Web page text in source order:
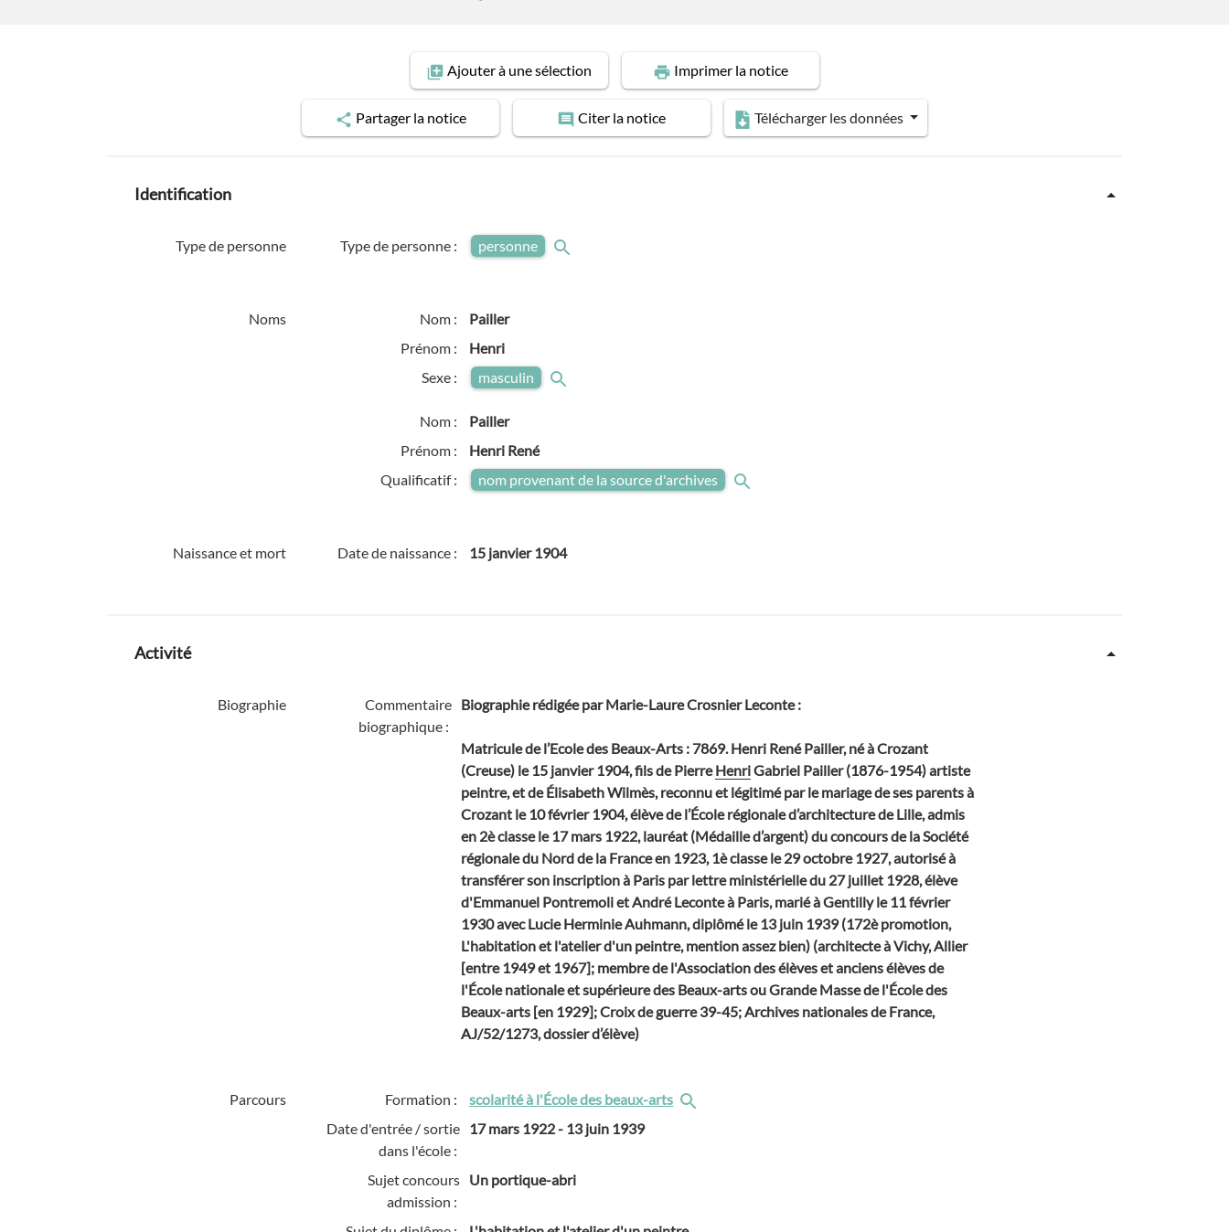
Ajouterà une sélection Imprimerla notice
Partagerla notice Citer la notice Télécharger les données
Identification
Type de personne Type de personne : personne
Noms Nom :
Pailler
Prénom :
Henri
Sexe :
masculin
Nom :
Pailler
Prénom :
Henri René
Qualificatif :
nom provenant de la source d'archives
Naissance et mort Date de naissance : 15 janvier 1904
Activité
Biographie
Commentaire
biographique :
Biographie rédigée par Marie-Laure Crosnier Leconte:
Matricule de l’Ecole des Beaux-Arts : 7869. Henri René Pailler, né à Crozant
(Creuse) le 15 janvier 1904, fils de PierreHenriGabriel Pailler (1876-1954) artiste
peintre, et de Élisabeth Wilmès, reconnu et légitimé par le mariage de ses parents à
Crozant le 10 février 1904, élève de l’École régionale d’architecture de Lille, admis
en 2è classe le 17 mars 1922, lauréat (Médaille d’argent) du concours de la Société
régionale du Nord de la France en 1923, 1è classe le 29 octobre 1927, autorisé à
transférer son inscription à Paris par lettre ministérielle du 27 juillet 1928, élève
d'Emmanuel Pontremoli et André Leconte à Paris, marié à Gentilly le 11 février
1930 avec Lucie Herminie Auhmann, diplômé le 13 juin 1939 (172è promotion,
L'habitation et l'atelier d'un peintre, mention assez bien) (architecte à Vichy, Allier
[entre 1949 et 1967]; membre de l'Association des élèves et anciens élèves de
l'École nationale et supérieure des Beaux-arts ou Grande Masse de l'École des
Beaux-arts [en 1929]; Croix de guerre 39-45; Archives nationales de France,
AJ/52/1273, dossier d’élève)
Parcours Formation :
scolarité à l'École des beaux-arts
Date d'entrée / sortie
dans l'école :
17 mars 1922- 13 juin 1939
Sujet concours
admission :
Un portique-abri